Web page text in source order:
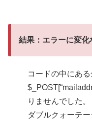
結果：エラーに変化
コードの中にあ
りませんでした。
ダブルクォーテ